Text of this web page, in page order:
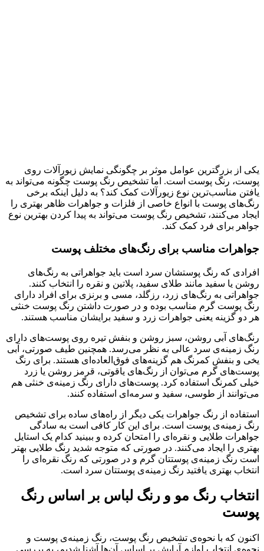
یکی از بزرگترین عوامل موثر بر چگونگی نمایش زیورآلات روی
پوست، رنگ پوست است. اما تشخیص رنگ پوست چگونه می‌تواند به
یافتن مناسب‌ترین نوع زیورآلات کمک کند؟ به دلیل اینکه برخی
رنگ‌های پوست با انواع خاصی از فلزات و جواهرات ظاهر بهتری را
ایجاد می‌کنند، تشخیص رنگ پوست می‌تواند به پیدا کردن بهترین نوع
جواهر برای فرد کمک کند.
جواهرات مناسب برای رنگ‌های مختلف پوست
افرادی که رنگ پوستشان سرد است باید جواهراتی به رنگ‌های
روشن یا سفید مانند طلای سفید، پلاتین و نقره را انتخاب کنند.
جواهراتی به رنگ‌های زرد، رزگلد، مسی و برنزی برای افراد دارای
رنگ پوست گرم مناسب بوده و در صورت داشتن رنگ پوست خنثی
هر دو گزینه یعنی جواهرات زرد و سفید برایشان مناسب هستند.
رنگ‌های آبی روشن، سبز روشن و بنفش تیره روی پوست‌های دارای
رنگ زمینه‌ی سرد عالی به نظر می‌رسد. همچنین طیف صورتی، آبی
یخی و بنفش کمرنگ هم گزینه‌های فوق‌العاده‌ای هستند. برای رنگ
پوست‌های گرم می‌توان از رنگ‌های یاقوتی، قرمز روشن یا زرد
خیلی کمرنگ استفاده کرد. پوست‌های دارای رنگ زمینه‌ی خنثی هم
می‌توانند از طوسی، سفید و سرمه‌ای استفاده کنند.
استفاده از رنگ جواهرات یکی دیگر از راه‌های ساده برای تشخیص
رنگ زمینه‌ی پوست است. برای این کار کافی است به سادگی
جواهرات طلایی و نقره‌ای را امتحان کرده و ببینید کدام یک استایل
بهتری را ایجاد می‌کنند. در صورتی که متوجه شدید رنگ طلایی بهتر
است رنگ زمینه‌ی پوستتان گرم و در صورتی که رنگ نقره‌ای را
انتخاب بهتری یافتید رنگ زمینه‌ی پوستتان سرد است.
انتخاب رنگ مو و رنگ لباس بر اساس رنگ
پوست
اکنون که با نحوه‌ی تشخیص رنگ پوست، رنگ زمینه‌ی پوست و
نحوه‌ی انتخاب لوازم آرایش بر اساس آن‌ها آشنا شدیم، به بررسی